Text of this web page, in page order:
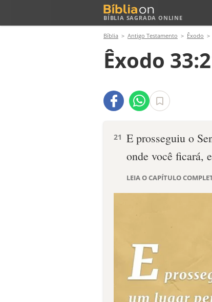
BÍBLIA SAGRADA ONLINE
Bíblia Antigo Testamento Êxodo
Êxodo
21 E prosseguiu o
onde você ficará,
LEIA O CAPÍTULO